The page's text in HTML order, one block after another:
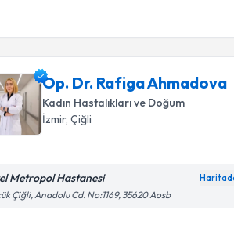
Op. Dr. Rafiga Ahmadova
Kadın Hastalıkları ve Doğum
İzmir, Çiğli
Metropol Hastanesi
Çiğli, Anadolu Cd. No:1169, 35620 Aosb